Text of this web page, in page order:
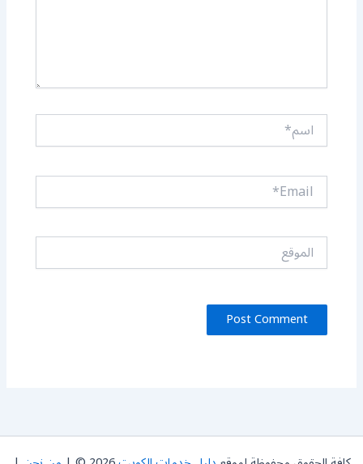
اسم*
Email*
الموقع